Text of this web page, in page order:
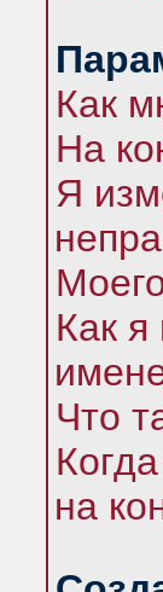
Как
На
Я
Как
Что
на